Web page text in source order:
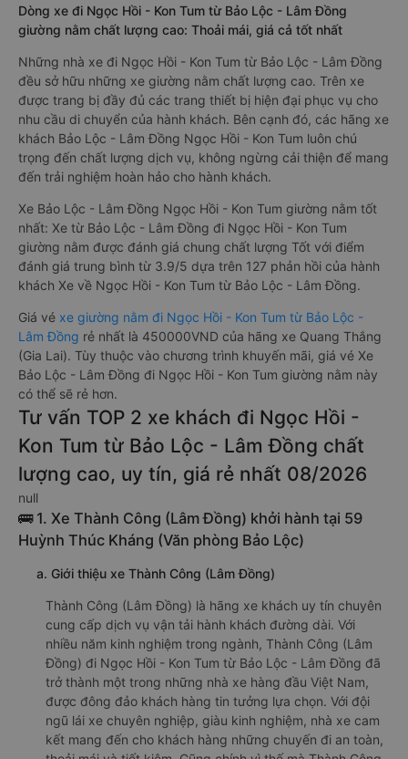
Dòng xe đi Ngọc Hồi - Kon Tum từ Bảo Lộc - Lâm Đồng
giường nằm chất lượng cao: Thoải mái, giá cả tốt nhất
Những nhà xe đi Ngọc Hồi - Kon Tum từ Bảo Lộc - Lâm Đồng
đều sở hữu những xe giường nằm chất lượng cao. Trên xe
được trang bị đầy đủ các trang thiết bị hiện đại phục vụ cho
nhu cầu di chuyển của hành khách. Bên cạnh đó, các hãng xe
khách Bảo Lộc - Lâm Đồng Ngọc Hồi - Kon Tum luôn chú
trọng đến chất lượng dịch vụ, không ngừng cải thiện để mang
đến trải nghiệm hoàn hảo cho hành khách.
Xe Bảo Lộc - Lâm Đồng Ngọc Hồi - Kon Tum giường nằm tốt
nhất: Xe từ Bảo Lộc - Lâm Đồng đi Ngọc Hồi - Kon Tum
giường nằm được đánh giá chung chất lượng Tốt với điểm
đánh giá trung bình từ 3.9/5 dựa trên 127 phản hồi của hành
khách Xe về Ngọc Hồi - Kon Tum từ Bảo Lộc - Lâm Đồng.
Giá vé xe giường nằm đi Ngọc Hồi - Kon Tum từ Bảo Lộc -
Lâm Đồng rẻ nhất là 450000VND của hãng xe Quang Thắng
(Gia Lai). Tùy thuộc vào chương trình khuyến mãi, giá vé Xe
Bảo Lộc - Lâm Đồng đi Ngọc Hồi - Kon Tum giường nằm này
có thể sẽ rẻ hơn.
Tư vấn TOP 2 xe khách đi Ngọc Hồi -
Kon Tum từ Bảo Lộc - Lâm Đồng chất
lượng cao, uy tín, giá rẻ nhất 08/2026
null
🚌 1. Xe Thành Công (Lâm Đồng) khởi hành tại 59
Huỳnh Thúc Kháng (Văn phòng Bảo Lộc)
a. Giới thiệu xe Thành Công (Lâm Đồng)
Thành Công (Lâm Đồng) là hãng xe khách uy tín chuyên
cung cấp dịch vụ vận tải hành khách đường dài. Với
nhiều năm kinh nghiệm trong ngành, Thành Công (Lâm
Đồng) đi Ngọc Hồi - Kon Tum từ Bảo Lộc - Lâm Đồng đã
trở thành một trong những nhà xe hàng đầu Việt Nam,
được đông đảo khách hàng tin tưởng lựa chọn. Với đội
ngũ lái xe chuyên nghiệp, giàu kinh nghiệm, nhà xe cam
kết mang đến cho khách hàng những chuyến đi an toàn,